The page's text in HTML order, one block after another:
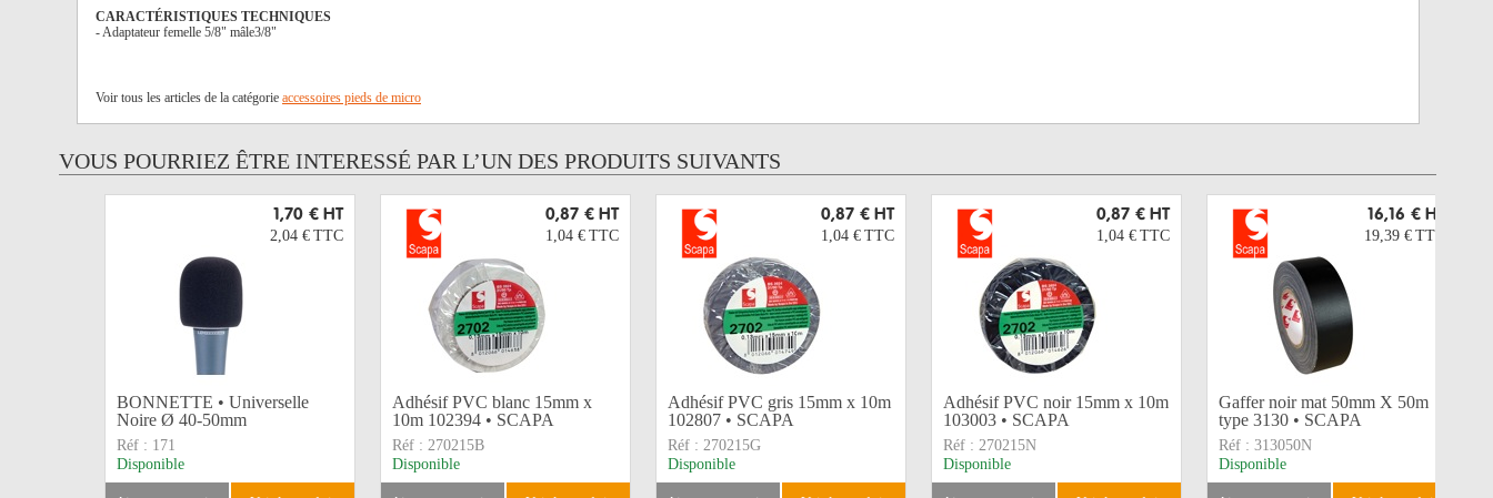
CARACTÉRISTIQUES TECHNIQUES
- Adaptateur femelle 5/8" mâle3/8"
Voir tous les articles de la catégorie accessoires pieds de micro
VOUS POURRIEZ ÊTRE INTERESSÉ PAR L’UN DES PRODUITS SUIVANTS
1,70 € HT
2,04 € TTC
BONNETTE • Universelle
Noire Ø 40-50mm
Réf : 171
Disponible
0,87 € HT
1,04 € TTC
Adhésif PVC blanc 15mm x
10m 102394 • SCAPA
Réf : 270215B
Disponible
0,87 € HT
1,04 € TTC
Adhésif PVC gris 15mm x 10m
102807 • SCAPA
Réf : 270215G
Disponible
0,87 € HT
1,04 € TTC
Adhésif PVC noir 15mm x 10m
103003 • SCAPA
Réf : 270215N
Disponible
16,16 € HT
19,39 € TTC
Gaffer noir mat 50mm X 50m
type 3130 • SCAPA
Réf : 313050N
Disponible